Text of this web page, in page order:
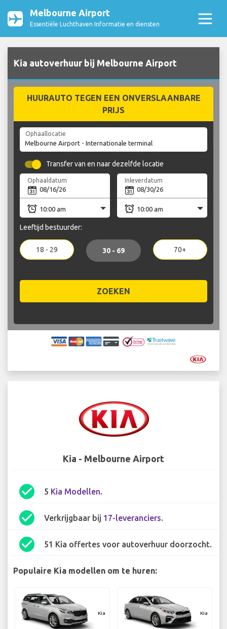
Melbourne Airport
Essentiële Luchthaven Informatie en diensten
Kia autoverhuur bij Melbourne Airport
HUURAUTO TEGEN EEN ONVERSLAANBARE
PRIJS
Ophaallocatie
Transfer van en naar dezelfde locatie
Ophaaldatum Inleverdatum
Leeftijd bestuurder:
18 - 29 30 - 69 70+
ZOEKEN
Kia - Melbourne Airport
check_circle 5 Kia Modellen.
check_circle Verkrijgbaar bij 17-leveranciers.
check_circle 51 Kia offertes voor autoverhuur doorzocht.
Populaire Kia modellen om te huren:
Kia Kia